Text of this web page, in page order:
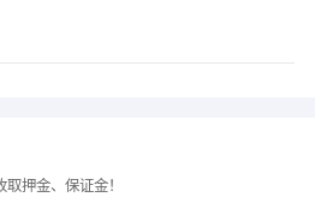
押金、保证金！